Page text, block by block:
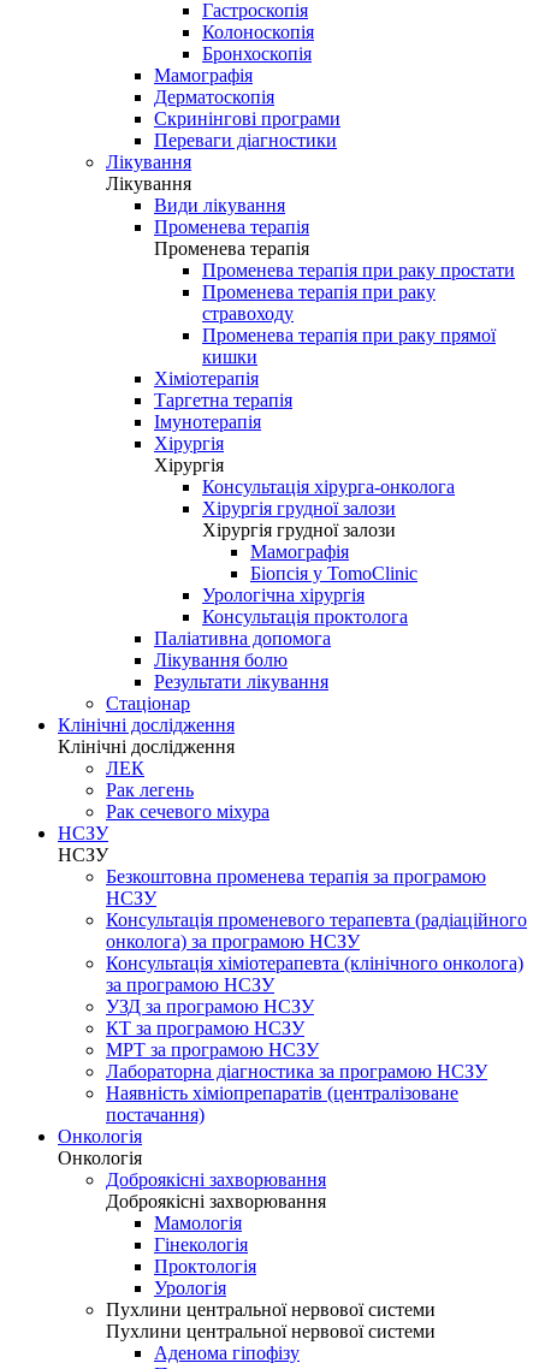
Гастроскопія
Колоноскопія
Бронхоскопія
Мамографія
Дерматоскопія
Скринінгові програми
Переваги діагностики
Лікування
Лікування
Види лікування
Променева терапія
Променева терапія
Променева терапія при раку простати
Променева терапія при раку
стравоходу
Променева терапія при раку прямої
кишки
Хіміотерапія
Таргетна терапія
Імунотерапія
Хірургія
Хірургія
Консультація хірурга-онколога
Хірургія грудної залози
Хірургія грудної залози
Мамографія
Біопсія у TomoClinic
Урологічна хірургія
Консультація проктолога
Паліативна допомога
Лікування болю
Результати лікування
Стаціонар
Клінічні дослідження
Клінічні дослідження
ЛЕК
Рак легень
Рак сечевого міхура
НСЗУ
НСЗУ
Безкоштовна променева терапія за програмою
НСЗУ
Консультація променевого терапевта (радіаційного
онколога) за програмою НСЗУ
Консультація хіміотерапевта (клінічного онколога)
за програмою НСЗУ
УЗД за програмою НСЗУ
КТ за програмою НСЗУ
МРТ за програмою НСЗУ
Лабораторна діагностика за програмою НСЗУ
Наявність хіміопрепаратів (централізоване
постачання)
Онкологія
Онкологія
Доброякісні захворювання
Доброякісні захворювання
Мамологія
Гінекологія
Проктологія
Урологія
Пухлини центральної нервової системи
Пухлини центральної нервової системи
Аденома гіпофізу